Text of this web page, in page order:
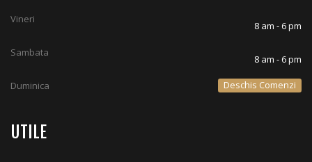
Vineri
8 am - 6 pm
Sambata
8 am - 6 pm
Duminica Deschis Comenzi
UTILE